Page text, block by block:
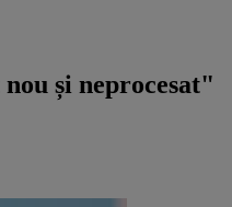
și neprocesat"